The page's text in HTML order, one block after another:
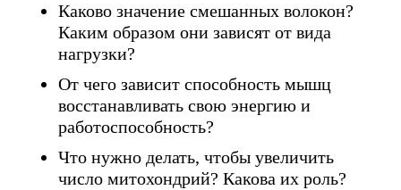
Каково значение смешанных волокон?
Каким образом они зависят от вида
нагрузки?
От чего зависит способность мышц
восстанавливать свою энергию и
работоспособность?
Что нужно делать, чтобы увеличить
число митохондрий? Какова их роль?